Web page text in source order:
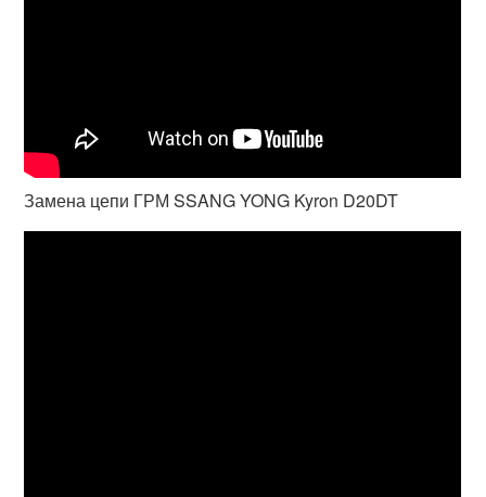
Замена цепи ГРМ SSANG YONG Kyron D20DT